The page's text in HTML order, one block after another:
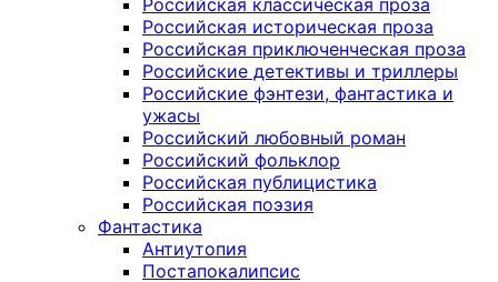
Российская классическая проза
Российская историческая проза
Российская приключенческая проза
Российские детективы и триллеры
Российские фэнтези, фантастика и
ужасы
Российский любовный роман
Российский фольклор
Российская публицистика
Российская поэзия
Фантастика
Антиутопия
Постапокалипсис